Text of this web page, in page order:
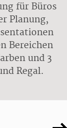
für Büros
Planung,
Bereichen
und 3
Regal.